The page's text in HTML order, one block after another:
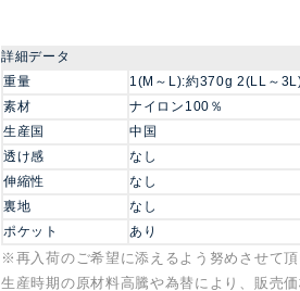
詳細データ
重量
1(M～L):約370g 2(LL～
素材
ナイロン100％
生産国
中国
透け感
なし
伸縮性
なし
裏地
なし
ポケット
あり
※再入荷のご希望に添えるよう努めさせて頂
生産時期の原材料高騰や為替により、販売